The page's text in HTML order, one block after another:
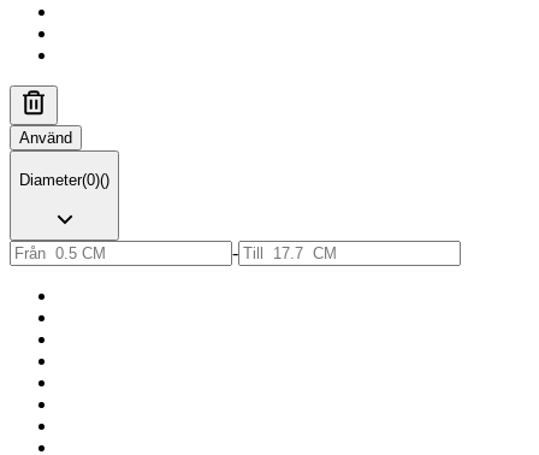
Använd
Diameter(0)()
-